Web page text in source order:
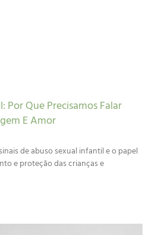
Por Que Precisamos Falar
E Amor
de abuso sexual infantil e o papel
e proteção das crianças e